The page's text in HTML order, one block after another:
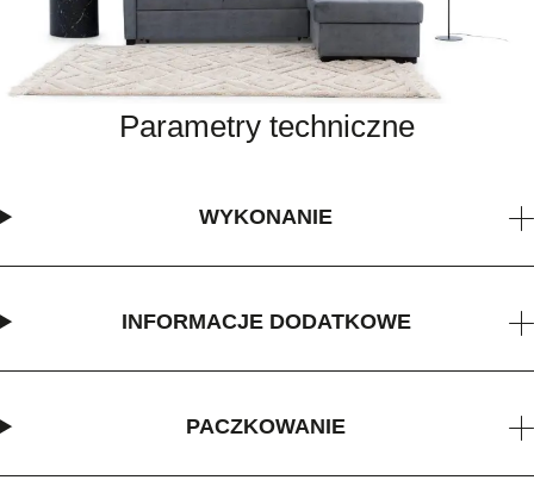
Parametry techniczne
WYKONANIE
INFORMACJE DODATKOWE
PACZKOWANIE